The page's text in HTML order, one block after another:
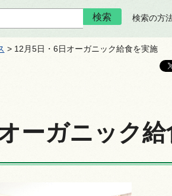
検索の方
> 12月5日・6日オーガニック給食を実施
ーガニック